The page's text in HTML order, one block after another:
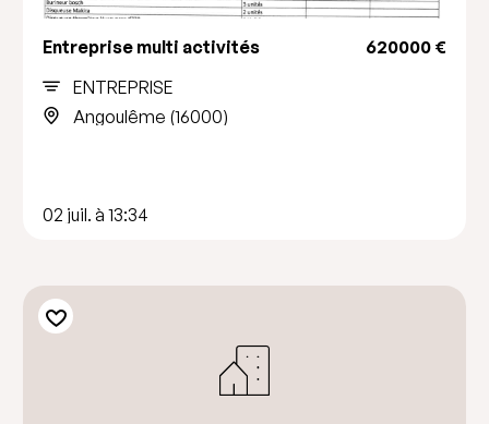
Entreprise multi activités
620000 €
ENTREPRISE
Angoulême (16000)
02 juil. à 13:34